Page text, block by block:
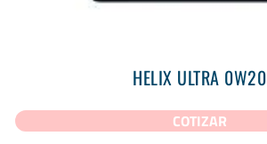
HELIX ULTRA 0W20
COTIZAR